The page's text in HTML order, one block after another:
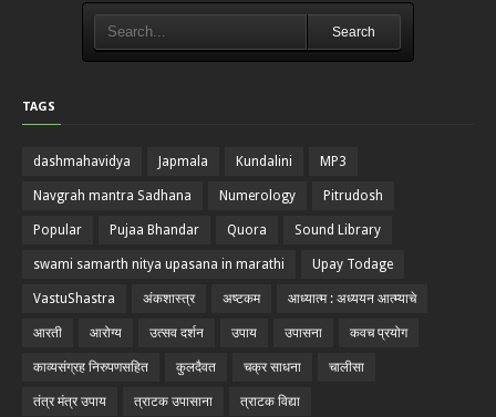
Search
TAGS
dashmahavidya Japmala Kundalini MP3
Navgrah mantra Sadhana Numerology Pitrudosh
Popular Pujaa Bhandar Quora Sound Library
swami samarth nitya upasana in marathi Upay Todage
VastuShastra अंकशास्त्र अष्टकम आध्यात्म : अध्ययन आत्म्याचे
आरती आरोग्य उत्सव दर्शन उपाय उपासना कवच प्रयोग
काव्यसंग्रह निरुपणसहित कुलदैवत चक्र साधना चालीसा
तंत्र मंत्र उपाय त्राटक उपासाना त्राटक विद्या